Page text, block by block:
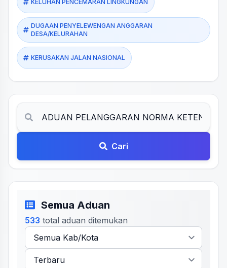
KELUHAN PENCEMARAN LINGKUNGAN
DUGAAN PENYELEWENGAN ANGGARAN
DESA/KELURAHAN
KERUSAKAN JALAN NASIONAL
Cari
Semua Aduan
533 total aduan ditemukan